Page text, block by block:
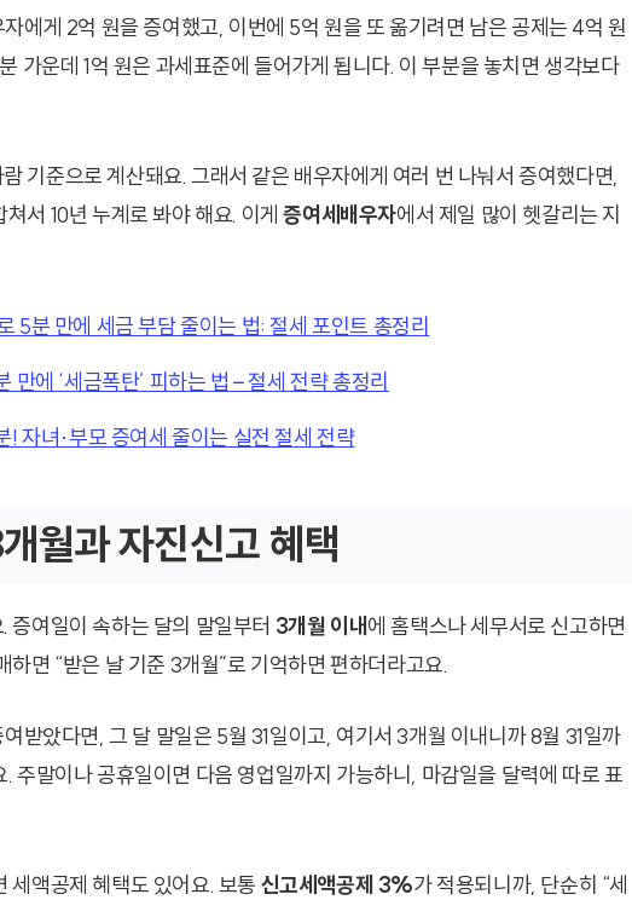
에게 2억 원을 증여했고, 이번에 5억 원을 또 옮기려면 남은 공제는 4억 원
가운데 1억 원은 과세표준에 들어가게 됩니다. 이 부분을 놓치면 생각보다
기준으로 계산돼요. 그래서 같은 배우자에게 여러 번 나눠서 증여했다면,
서 10년 누계로 봐야 해요. 이게증여세배우자에서 제일 많이 헷갈리는 지
5분 만에 세금 부담 줄이는 법: 절세 포인트 총정리
만에 ‘세금폭탄’ 피하는 법 – 절세 전략 총정리
! 자녀·부모 증여세 줄이는 실전 절세 전략
월과 자진신고 혜택
증여일이 속하는 달의 말일부터 3개월 이내에 홈택스나 세무서로 신고하면
하면 “받은 날 기준 3개월”로 기억하면 편하더라고요.
받았다면, 그 달 말일은 5월 31일이고, 여기서 3개월 이내니까 8월 31일까
주말이나 공휴일이면 다음 영업일까지 가능하니, 마감일을 달력에 따로 표
세액공제 혜택도 있어요. 보통 신고세액공제 3%가 적용되니까, 단순히 “세